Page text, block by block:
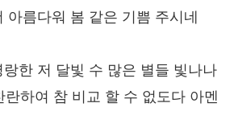
아름다워 봄 같은 기쁨 주시네
한 저 달빛 수 많은 별들 빛나나
란하여 참 비교 할 수 없도다 아멘